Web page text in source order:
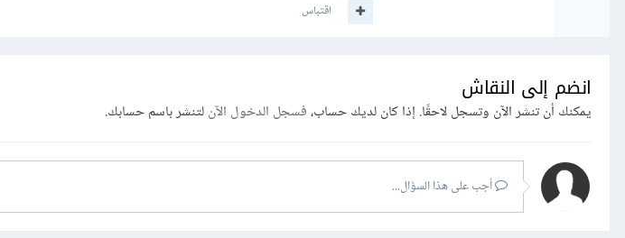
اقتباس
انضم إلى النقاش
يمكنك أن تنشر الآن وتسجل لاحقًا. إذا كان لديك حساب،فسجل الدخول الآنلتنشر باسم حسابك.
أجب على هذا السؤال...